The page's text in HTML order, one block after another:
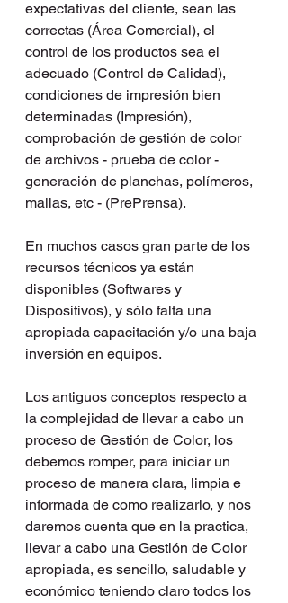
expectativas del cliente, sean las
correctas (Área Comercial), el
control de los productos sea el
adecuado (Control de Calidad),
condiciones de impresión bien
determinadas (Impresión),
comprobación de gestión de color
de archivos - prueba de color -
generación de planchas, polímeros,
mallas, etc - (PrePrensa).
En muchos casos gran parte de los
recursos técnicos ya están
disponibles (Softwares y
Dispositivos), y sólo falta una
apropiada capacitación y/o una baja
inversión en equipos.
Los antiguos conceptos respecto a
la complejidad de llevar a cabo un
proceso de Gestión de Color, los
debemos romper, para iniciar un
proceso de manera clara, limpia e
informada de como realizarlo, y nos
daremos cuenta que en la practica,
llevar a cabo una Gestión de Color
apropiada, es sencillo, saludable y
económico teniendo claro todos los